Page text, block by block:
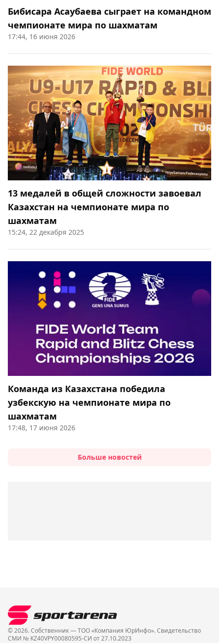
Бибисара Асаубаева сыграет на командном
чемпионате мира по шахматам
17:44, 16 июня 2026
13 медалей в общей сложности завоевал
Казахстан на чемпионате мира по
шахматам
15:24, 22 декабря 2025
Команда из Казахстана победила
узбекскую на чемпионате мира по
шахматам
17:48, 17 июня 2026
Больше новостей
© 2026. Собственник — ТОО «Компания ЮрИнфо». Cвидетельство
СМИ № KZ40VPY00080595-СИ от 27.10.2023